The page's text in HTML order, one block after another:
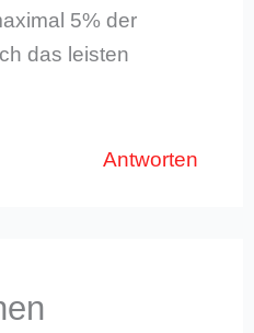
5% der
das leisten
Antworten